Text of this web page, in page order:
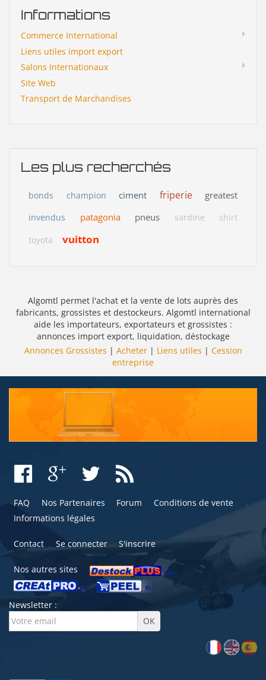
Informations
Commerce International
Liens utiles import export
Salons Internationaux
Site Web
Transport de Marchandises
Les plus recherchés
bonds champion ciment friperie greatest
invendus patagonia pneus sardine
shirt
toyota
vuitton
Algomtl permet l'achat et la vente de lots auprès des
fabricants, grossistes et destockeurs. Algomtl international
aide les importateurs, exportateurs et grossistes :
annonces import export, liquidation, déstockage
Annonces Grossistes | Acheter| Liens utiles | Cession
entreprise
FAQ Nos Partenaires Forum
Conditions de vente
Informations légales
Contact Se connecter S'inscrire
Nos autres sites
Newsletter :